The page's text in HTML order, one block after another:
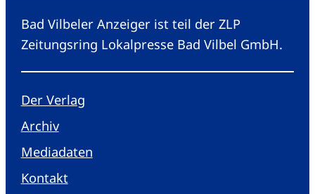
Bad Vilbeler Anzeiger ist teil der ZLP
Zeitungsring Lokalpresse Bad Vilbel GmbH.
Der Verlag
Archiv
Mediadaten
Kontakt